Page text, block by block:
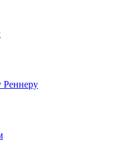
Реннеру